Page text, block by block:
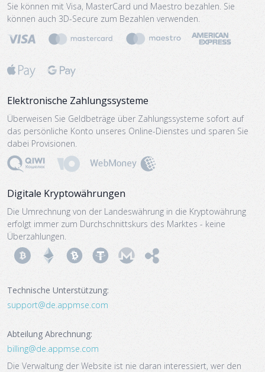
Sie können mit Visa, MasterCard und Maestro bezahlen. Sie
können auch 3D-Secure zum Bezahlen verwenden.
Elektronische Zahlungssysteme
Überweisen Sie Geldbeträge über Zahlungssysteme sofort auf
das persönliche Konto unseres Online-Dienstes und sparen Sie
dabei Provisionen.
Digitale Kryptowährungen
Die Umrechnung von der Landeswährung in die Kryptowährung
erfolgt immer zum Durchschnittskurs des Marktes - keine
Überzahlungen.
Technische Unterstützung:
support@‌de.appmse.com
Abteilung Abrechnung:
billing@‌de.appmse.com
Die Verwaltung der Website ist nie daran interessiert, wer den